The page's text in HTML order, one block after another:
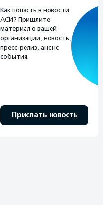
Как попасть в новости
АСИ? Пришлите
материал о вашей
организации, новость,
пресс-релиз, анонс
события.
Прислать новость